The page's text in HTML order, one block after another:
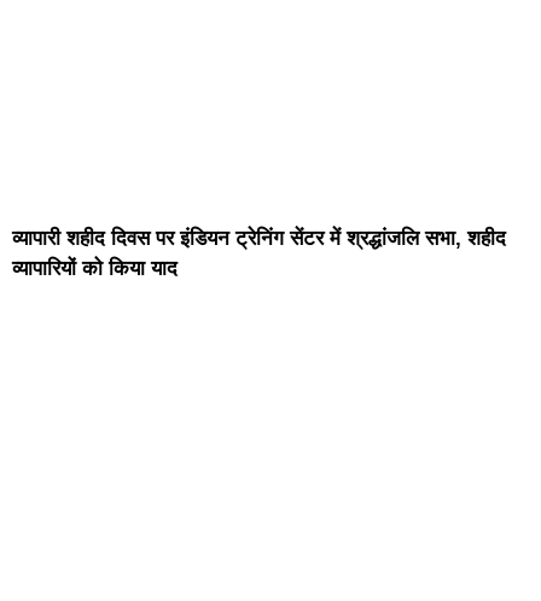
व्यापारी शहीद दिवस पर इंडियन ट्रेनिंग सेंटर में श्रद्धांजलि सभा, शहीद
व्यापारियों को किया याद